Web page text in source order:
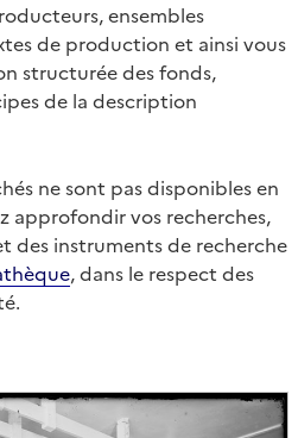
ensembles
de production et ainsi vous
structurée des fonds,
de la description
ne sont pas disponibles en
approfondir vos recherches,
des instruments de recherche
, dans le respect des